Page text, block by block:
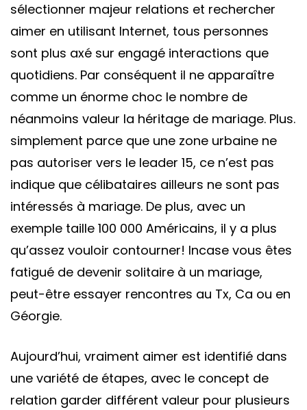
sélectionner majeur relations et rechercher
aimer en utilisant Internet, tous personnes
sont plus axé sur engagé interactions que
quotidiens. Par conséquent il ne apparaître
comme un énorme choc le nombre de
néanmoins valeur la héritage de mariage. Plus.
simplement parce que une zone urbaine ne
pas autoriser vers le leader 15, ce n’est pas
indique que célibataires ailleurs ne sont pas
intéressés à mariage. De plus, avec un
exemple taille 100 000 Américains, il y a plus
qu’assez vouloir contourner! Incase vous êtes
fatigué de devenir solitaire à un mariage,
peut-être essayer rencontres au Tx, Ca ou en
Géorgie.
Aujourd’hui, vraiment aimer est identifié dans
une variété de étapes, avec le concept de
relation garder différent valeur pour plusieurs